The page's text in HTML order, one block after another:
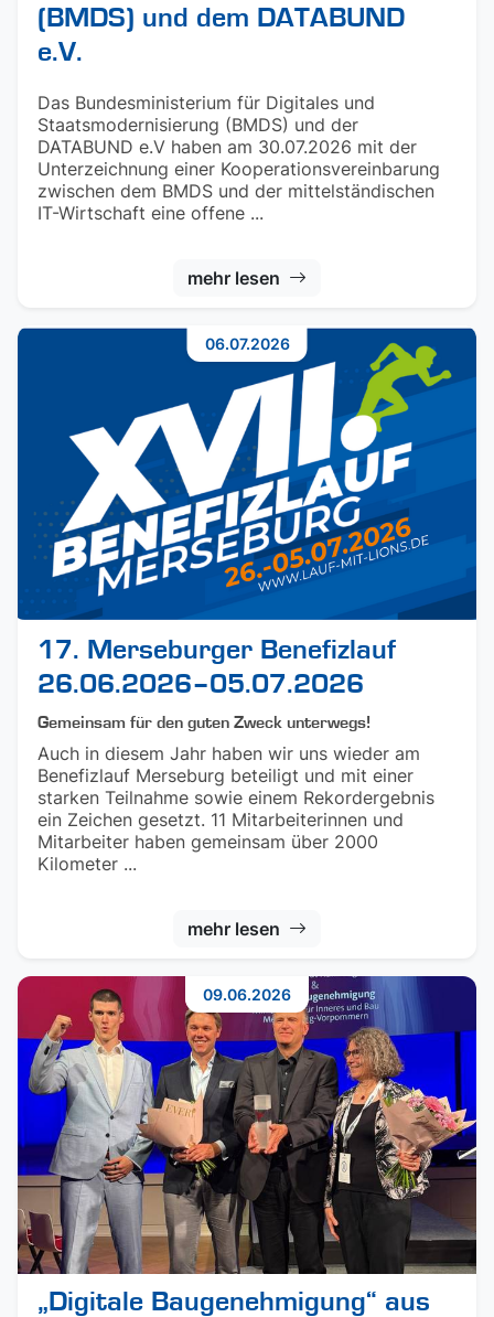
(BMDS) und dem DATABUND
e.V.
Das Bundesministerium für Digitales und
Staatsmodernisierung (BMDS) und der
DATABUND e.V haben am 30.07.2026 mit der
Unterzeichnung einer Kooperationsvereinbarung
zwischen dem BMDS und der mittelständischen
IT-Wirtschaft eine offene ...
mehr lesen
17. Merseburger Benefizlauf
26.06.2026–05.07.2026
Gemeinsam für den guten Zweck unterwegs!
Auch in diesem Jahr haben wir uns wieder am
Benefizlauf Merseburg beteiligt und mit einer
starken Teilnahme sowie einem Rekordergebnis
ein Zeichen gesetzt. 11 Mitarbeiterinnen und
Mitarbeiter haben gemeinsam über 2000
Kilometer ...
mehr lesen
06.07.2026
„Digitale Baugenehmigung“ aus
09.06.2026